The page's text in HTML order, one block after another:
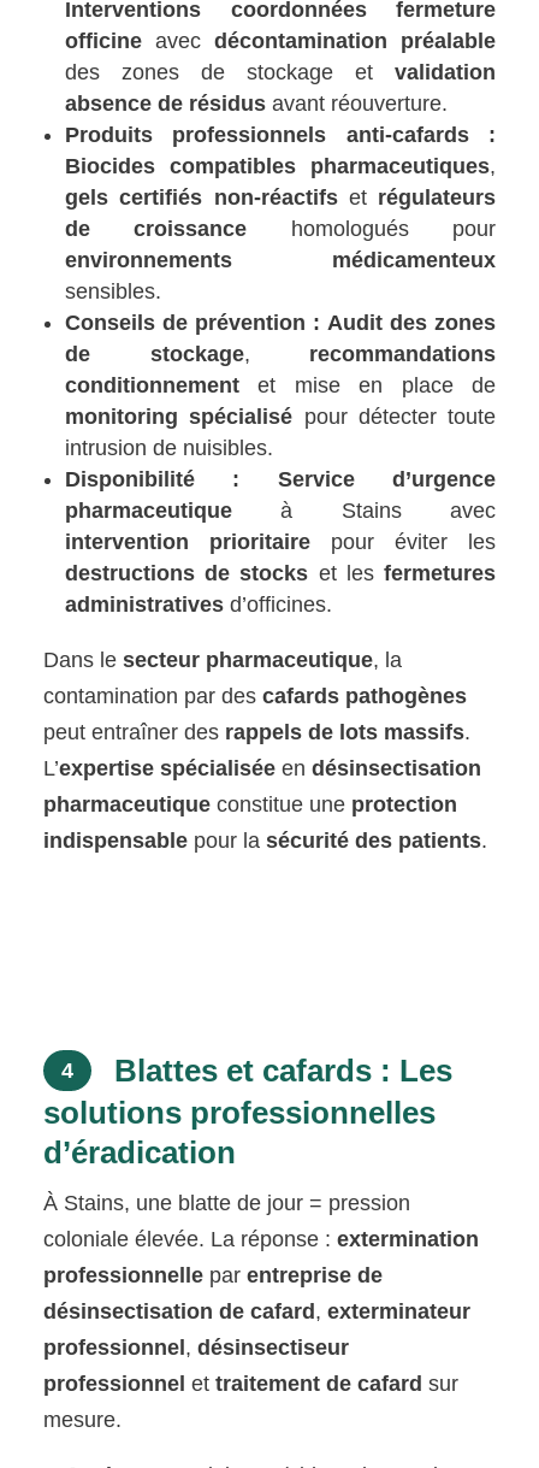
Interventions coordonnées fermeture
officine avec décontamination préalable
des zones de stockage et validation
absence de résidus avant réouverture.
Produits professionnels anti-cafards :
Biocides compatibles pharmaceutiques,
gels certifiés non-réactifset régulateurs
de croissance homologués pour
environnements médicamenteux
sensibles.
Conseils de prévention : Audit des zones
de stockage, recommandations
conditionnement et mise en place de
monitoring spécialisé pour détecter toute
intrusion de nuisibles.
Disponibilité :
Service d’urgence
pharmaceutique à Stains avec
intervention prioritaire pour éviter les
destructions de stocks et les fermetures
administratives d’officines.
Dans lesecteur pharmaceutique, la
contamination par descafards pathogènes
peut entraîner des rappels de lots massifs.
L’expertise spécialisée endésinsectisation
pharmaceutique constitue une protection
indispensable pour lasécurité des patients.
4
Blattes et cafards : Les
solutions professionnelles
d’éradication
À Stains, une blatte de jour = pression
coloniale élevée. La réponse :extermination
professionnelle parentreprise de
désinsectisation de cafard ,exterminateur
professionnel ,désinsectiseur
professionnel ettraitement de cafard sur
mesure.